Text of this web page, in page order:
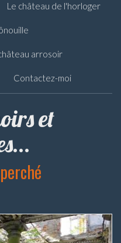
Le château de l'horloger
arrosoir
Contactez-moi
et